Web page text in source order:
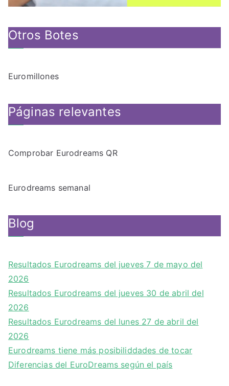
Otros Botes
Euromillones
Páginas relevantes
Comprobar Eurodreams QR
Eurodreams semanal
Blog
Resultados Eurodreams del jueves 7 de mayo del
2026
Resultados Eurodreams del jueves 30 de abril del
2026
Resultados Eurodreams del lunes 27 de abril del
2026
Eurodreams tiene más posibiliddades de tocar
Diferencias del EuroDreams según el país